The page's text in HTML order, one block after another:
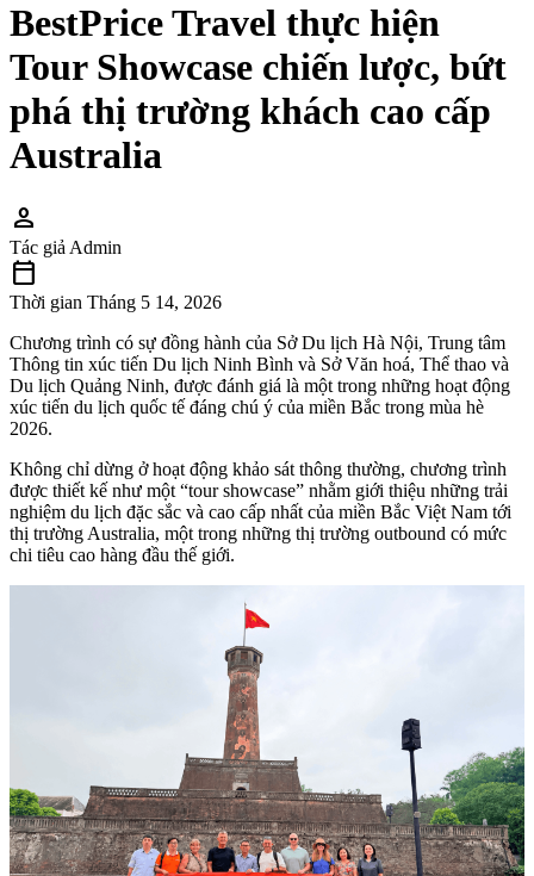
BestPrice Travel thực hiện
Tour Showcase chiến lược, bứt
phá thị trường khách cao cấp
Australia
person
Tác giả Admin
calendar_today
Thời gian Tháng 5 14, 2026
Chương trình có sự đồng hành của Sở Du lịch Hà Nội, Trung tâm
Thông tin xúc tiến Du lịch Ninh Bình và Sở Văn hoá, Thể thao và
Du lịch Quảng Ninh, được đánh giá là một trong những hoạt động
xúc tiến du lịch quốc tế đáng chú ý của miền Bắc trong mùa hè
2026.
Không chỉ dừng ở hoạt động khảo sát thông thường, chương trình
được thiết kế như một “tour showcase” nhằm giới thiệu những trải
nghiệm du lịch đặc sắc và cao cấp nhất của miền Bắc Việt Nam tới
thị trường Australia, một trong những thị trường outbound có mức
chi tiêu cao hàng đầu thế giới.